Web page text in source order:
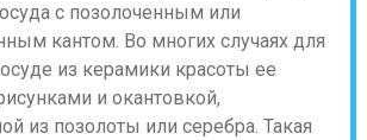
с позолоченным или
кантом. Во многих случаях для
из керамики красоты ее
и окантовкой,
из позолоты или серебра. Такая